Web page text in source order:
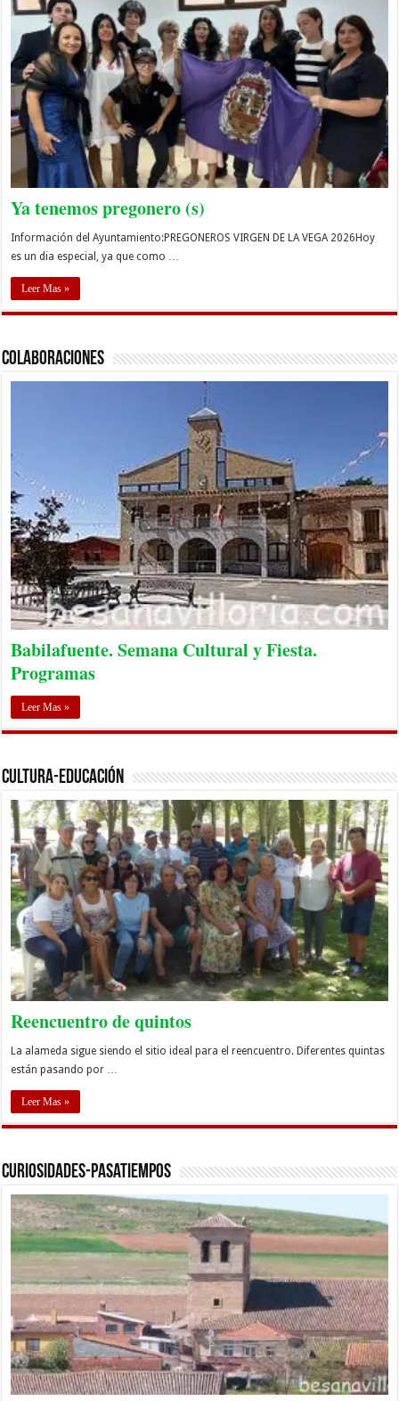
Ya tenemos pregonero (s)
Información del Ayuntamiento:PREGONEROS VIRGEN DE LA VEGA 2026Hoy
es un dia especial, ya que como …
Leer Mas »
Colaboraciones
Babilafuente. Semana Cultural y Fiesta.
Programas
Leer Mas »
Cultura-Educación
Reencuentro de quintos
La alameda sigue siendo el sitio ideal para el reencuentro. Diferentes quintas
están pasando por …
Leer Mas »
Curiosidades-Pasatiempos